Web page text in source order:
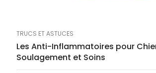
TRUCS ET ASTUCES
Les Anti-Inflammatoires pour
Soulagement et Soins